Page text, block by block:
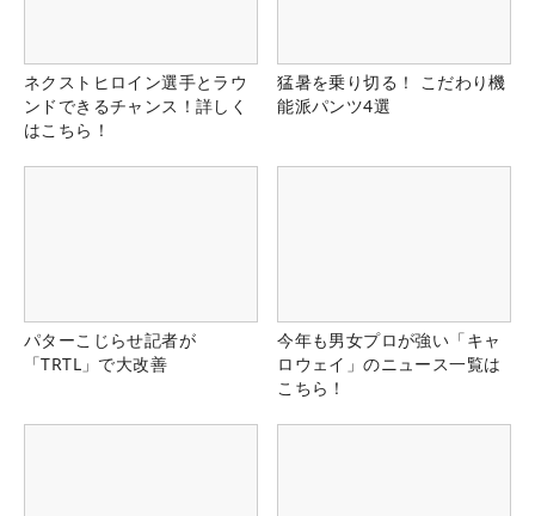
ネクストヒロイン選手とラウ
ンドできるチャンス！詳しく
はこちら！
猛暑を乗り切る！ こだわり機
能派パンツ4選
パターこじらせ記者が
「TRTL」で大改善
今年も男女プロが強い「キャ
ロウェイ」のニュース一覧は
こちら！